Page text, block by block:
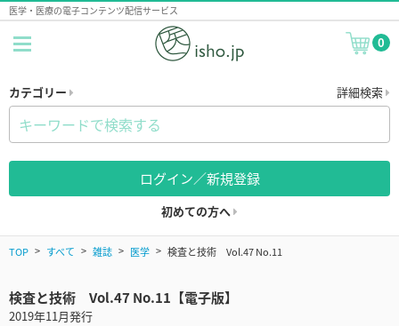
医学・医療の電子コンテンツ配信サービス
0
カテゴリー 詳細検索
ログイン／新規登録
初めての方へ
TOP すべて 雑誌 医学 検査と技術 Vol.47 No.11
検査と技術 Vol.47 No.11【電子版】
2019年11月発行